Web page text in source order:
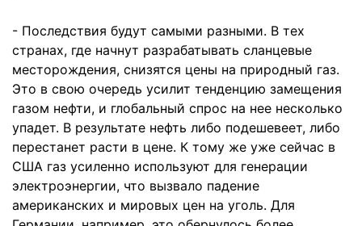
- Последствия будут самыми разными. В тех
странах, где начнут разрабатывать сланцевые
месторождения, снизятся цены на природный газ.
Это в свою очередь усилит тенденцию замещения
газом нефти, и глобальный спрос на нее несколько
упадет. В результате нефть либо подешевеет, либо
перестанет расти в цене. К тому же уже сейчас в
США газ усиленно используют для генерации
электроэнергии, что вызвало падение
американских и мировых цен на уголь. Для